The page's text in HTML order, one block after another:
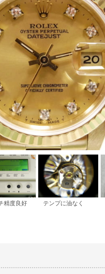
精度良好
テンプに油なく